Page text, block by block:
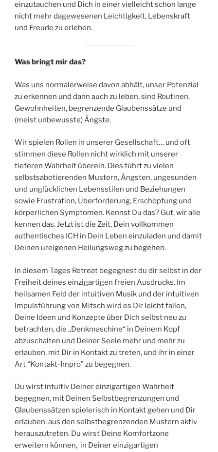
einzutauchen und Dich in einer vielleicht schon lange
nicht mehr dagewesenen Leichtigkeit, Lebenskraft
und Freude zu erleben.
Was bringt mir das?
Was uns normalerweise davon abhält, unser Potenzial
zu erkennen und dann auch zu leben, sind Routinen,
Gewohnheiten, begrenzende Glaubenssätze und
(meist unbewusste) Ängste.
Wir spielen Rollen in unserer Gesellschaft… und oft
stimmen diese Rollen nicht wirklich mit unserer
tieferen Wahrheit überein. Dies führt zu vielen
selbstsabotierenden Mustern, Ängsten, ungesunden
und unglücklichen Lebensstilen und Beziehungen
sowie Frustration, Überforderung, Erschöpfung und
körperlichen Symptomen. Kennst Du das? Gut, wir alle
kennen das. Jetzt ist die Zeit, Dein vollkommen
authentisches ICH in Dein Leben einzuladen und damit
Deinen ureigenen Heilungsweg zu begehen.
In diesem Tages Retreat begegnest du dir selbst in der
Freiheit deines einzigartigen freien Ausdrucks. Im
heilsamen Feld der intuitiven Musik und der intuitiven
Impulsführung von Mitsch wird es Dir leicht fallen,
Deine Ideen und Konzepte über Dich selbst neu zu
betrachten, die „Denkmaschine“ in Deinem Kopf
abzuschalten und Deiner Seele mehr und mehr zu
erlauben, mit Dir in Kontakt zu treten, und ihr in einer
Art “Kontakt-Impro” zu begegnen.
Du wirst intuitiv Deiner einzigartigen Wahrheit
begegnen, mit Deinen Selbstbegrenzungen und
Glaubenssätzen spielerisch in Kontakt gehen und Dir
erlauben, aus den selbstbegrenzenden Mustern aktiv
herauszutreten. Du wirst Deine Komfortzone
erweitern können, in Deiner einzigartigen